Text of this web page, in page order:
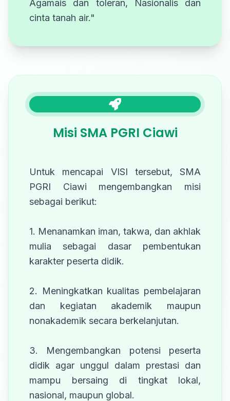
Agamais dan toleran, Nasionalis dan
cinta tanah air."
Misi SMA PGRI Ciawi
Untuk mencapai VISI tersebut, SMA
PGRI Ciawi mengembangkan misi
sebagai berikut:
1. Menanamkan iman, takwa, dan akhlak
mulia sebagai dasar pembentukan
karakter peserta didik.
2. Meningkatkan kualitas pembelajaran
dan kegiatan akademik maupun
nonakademik secara berkelanjutan.
3. Mengembangkan potensi peserta
didik agar unggul dalam prestasi dan
mampu bersaing di tingkat lokal,
nasional, maupun global.